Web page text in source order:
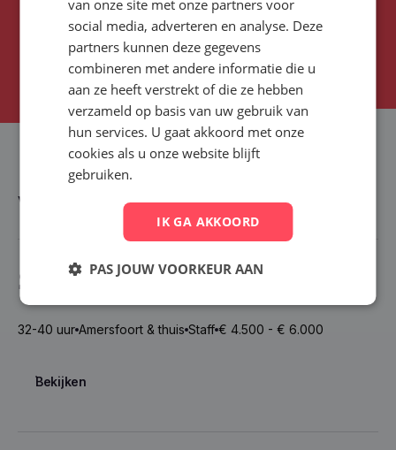
Plan een demo
Plan een demo
Support
er bij RecruitNow
aan toe gaat?
Afspelen
Vacatures
Strategy & Operations Manager
32-40 uur Amersfoort & thuis Staff € 4.500 - € 6.000
Bekijken
Bekijken
van onze site met onze partners voor
social media, adverteren en analyse. Deze
partners kunnen deze gegevens
combineren met andere informatie die u
aan ze heeft verstrekt of die ze hebben
verzameld op basis van uw gebruik van
hun services. U gaat akkoord met onze
cookies als u onze website blijft
gebruiken.
IK GA AKKOORD
PAS JOUW VOORKEUR AAN